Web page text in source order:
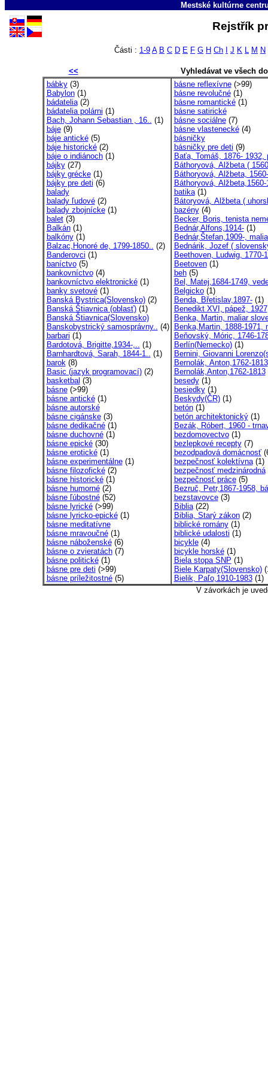
Mestské kultúrne
Rejstřík
Části : 1-9 A B C D E F G H Ch J K L M N
<<
Vyhledávat ve všech
bábky(3)
Babylon(1)
bádatelia(2)
bádatelia polárni (1)
Bach, Johann Sebastian , 16.. (1)
báje(9)
báje antické(5)
báje historické(2)
báje o indiánoch(1)
bájky(27)
bájky grécke(1)
bájky pre deti (6)
balady
balady ľudové(2)
balady zbojnícke(1)
balet(3)
Balkán(1)
balkóny(1)
Balzac,Honoré de, 1799-1850.. (2)
Banderovci (1)
baníctvo(5)
bankovníctvo(4)
bankovníctvo elektronické(1)
banky svetové(1)
Banská Bystrica(Slovensko)(2)
Banská Štiavnica (oblasť)(1)
Banská Štiavnica(Slovensko)
Banskobystrický samosprávny.. (4)
barbari (1)
Bardotová, Brigitte,1934-,.. (1)
Barnhardtová, Sarah, 1844-1.. (1)
barok(8)
Basic (jazyk programovací)(2)
basketbal (3)
básne(>99)
básne antické(1)
básne autorské
básne cigánske(3)
básne dedikačné(1)
básne duchovné(1)
básne epické(30)
básne erotické(1)
básne experimentálne(1)
básne filozofické(2)
básne historické(1)
básne humorné(2)
básne ľúbostné(52)
básne lyrické(>99)
básne lyricko-epické(1)
básne meditatívne
básne mravoučné(1)
básne náboženské(6)
básne o zvieratách(7)
básne politické(1)
básne pre deti (>99)
básne príležitostné(5)
básne reflexívne(>99)
básne revolučné(1)
básne romantické(1)
básne satirické
básne sociálne(7)
básne vlastenecké(4)
básničky
básničky pre deti (9)
Baťa, Tomáš, 1876- 1932,
Báthoryová, Alžbeta (
Báthoryová, Alžbeta,
Báthoryová, Alžbeta,1560-
batika(1)
Bátoryová, Alžbeta (
bazény(4)
Becker, Boris, tenista
Bednár,Alfons,1914-(1)
Bednár,Štefan,1909-,
Bednárik, Jozef (
Beethoven, Ludwig, 1770-
Beetoven(1)
beh(5)
Bel, Matej,1684-1749,
Belgicko(1)
Benda, Břetislav,1897-(1)
Benedikt XVI, pápež, 1927
Benka, Martin, maliar
Benka,Martin, 1888-1971,
Beňovský, Móric, 1746-
Berlín(Nemecko)(1)
Bernini, Giovanni
Bernolák, Anton,1762-1813
Bernolák,Anton,1762-1813
besedy(1)
besiedky(1)
Beskydy(ČR)(1)
betón(1)
betón architektonický(1)
Bezák, Róbert, 1960 -
bezdomovectvo(1)
bezlepkové recepty(7)
bezodpadová domácnosť
bezpečnosť kolektívna(1)
bezpečnosť medzinárodná
bezpečnosť práce(5)
Bezruč, Petr,1867-1958,
bezstavovce(3)
Biblia(22)
Biblia, Starý zákon(2)
biblické romány(1)
biblické udalosti (1)
bicykle(4)
bicykle horské(1)
Biela stopa SNP (1)
Biele Karpaty(Slovensko)
Bielik, Paľo,1910-1983(1)
V závorkách je